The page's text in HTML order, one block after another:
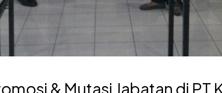
& Mutasi Jabatan di PT